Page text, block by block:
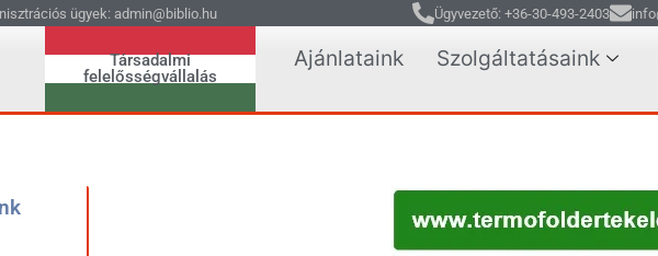
ügyek: admin@biblio.hu Ügyvezető: +36-30-493-2403
Társadalmi
felelősségvállalás
Ajánlataink Szolgáltatásaink